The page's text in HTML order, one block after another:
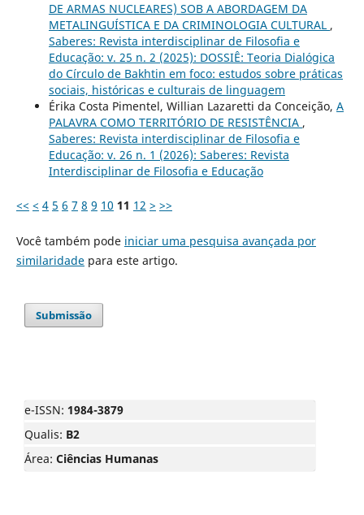
DE ARMAS NUCLEARES) SOB A ABORDAGEM DA
METALINGUÍSTICA E DA CRIMINOLOGIA CULTURAL ,
Saberes: Revista interdisciplinar de Filosofia e
Educação: v. 25 n. 2 (2025): DOSSIÊ: Teoria Dialógica
do Círculo de Bakhtin em foco: estudos sobre práticas
sociais, históricas e culturais de linguagem
Érika Costa Pimentel, Willian Lazaretti da Conceição, A
PALAVRA COMO TERRITÓRIO DE RESISTÊNCIA ,
Saberes: Revista interdisciplinar de Filosofia e
Educação: v. 26 n. 1 (2026): Saberes: Revista
Interdisciplinar de Filosofia e Educação
<< < 4 5 6 7 8 9 10 11 12 > >>
Você também pode iniciar uma pesquisa avançada por
similaridadepara este artigo.
Submissão
e-ISSN: 1984-3879
Qualis: B2
Área: Ciências Humanas